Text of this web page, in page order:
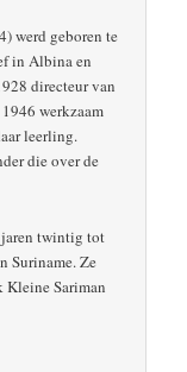
werd geboren te
in Albina en
directeur van
werkzaam
leerling.
die over de
twintig tot
Suriname. Ze
Kleine Sariman